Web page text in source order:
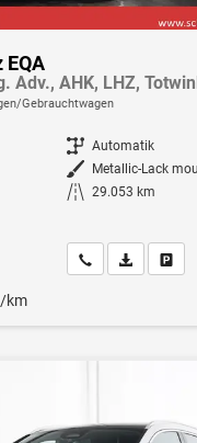
Gebrauchtwagen
Getriebe Automatik
Außenfarbe Metallic-Lack
Kilometerstand 29.053 km
Wir rufen Sie an
km